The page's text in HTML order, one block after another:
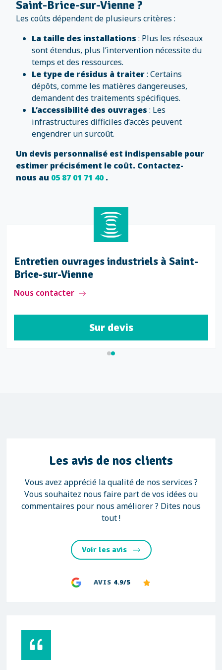
Saint-Brice-sur-Vienne ?
Les coûts dépendent de plusieurs critères :
La taille des installations : Plus les réseaux
sont étendus, plus l’intervention nécessite du
temps et des ressources.
Le type de résidus à traiter: Certains
dépôts, comme les matières dangereuses,
demandent des traitements spécifiques.
L’accessibilité des ouvrages : Les
infrastructures difficiles d’accès peuvent
engendrer un surcoût.
Un devis personnalisé est indispensable pour
estimer précisément le coût. Contactez-
nous au 05 87 01 71 40.
Entretien ouvrages industriels à Saint-
Brice-sur-Vienne
Nous contacter
Sur devis
Les avis de nos clients
Vous avez apprécié la qualité de nos services ?
Vous souhaitez nous faire part de vos idées ou
commentaires pour nous améliorer ? Dites nous
tout !
Voir les avis
AVIS 4.9/5